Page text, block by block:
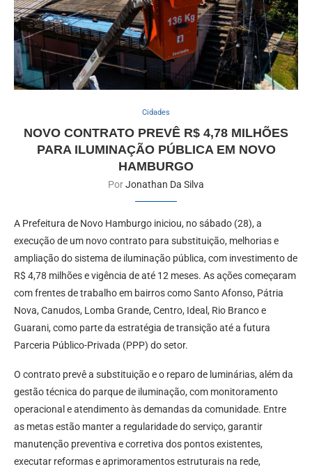
Cidades
NOVO CONTRATO PREVÊ R$ 4,78 MILHÕES
PARA ILUMINAÇÃO PÚBLICA EM NOVO
HAMBURGO
PorJonathan Da Silva
A Prefeitura de Novo Hamburgo iniciou, no sábado (28), a
execução de um novo contrato para substituição, melhorias e
ampliação do sistema de iluminação pública, com investimento de
R$ 4,78 milhões e vigência de até 12 meses. As ações começaram
com frentes de trabalho em bairros como Santo Afonso, Pátria
Nova, Canudos, Lomba Grande, Centro, Ideal, Rio Branco e
Guarani, como parte da estratégia de transição até a futura
Parceria Público-Privada (PPP) do setor.
O contrato prevê a substituição e o reparo de luminárias, além da
gestão técnica do parque de iluminação, com monitoramento
operacional e atendimento às demandas da comunidade. Entre
as metas estão manter a regularidade do serviço, garantir
manutenção preventiva e corretiva dos pontos existentes,
executar reformas e aprimoramentos estruturais na rede,